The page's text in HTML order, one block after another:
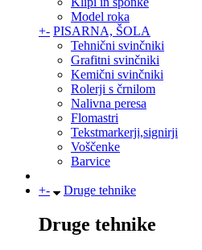
Model roka
+- PISARNA, ŠOLA
Tehnični svinčniki
Grafitni svinčniki
Kemični svinčniki
Rolerji s črnilom
Nalivna peresa
Flomastri
Tekstmarkerji,signirji
Voščenke
Barvice
+- Druge tehnike
Druge tehnike